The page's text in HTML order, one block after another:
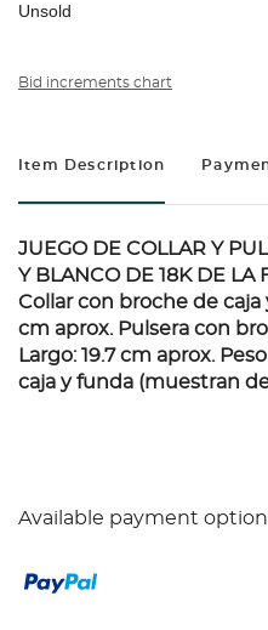
Unsold
Bid increments chart
Item Description
JUEGO DE COLLAR Y
Y BLANCO DE 18K DE LA
Collar con broche de caja
cm aprox. Pulsera con
Largo: 19.7 cm aprox.
caja y funda (muestran
Available payment